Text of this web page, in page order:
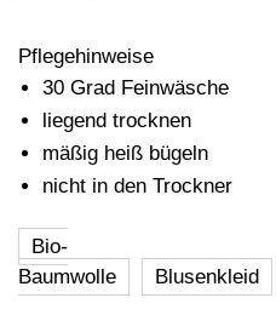
Wide
Menge
Pflegehinweise
30 Grad Feinwäsche
liegend trocknen
mäßig heiß bügeln
nicht in den Trockner
Bio-
Baumwolle
Blusenkleid